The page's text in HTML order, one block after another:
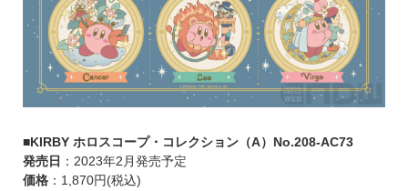
■KIRBY ホロスコープ・コレクション（A）No.208-AC73
発売日 ：2023年2月発売予定
価格：1,870円(税込)